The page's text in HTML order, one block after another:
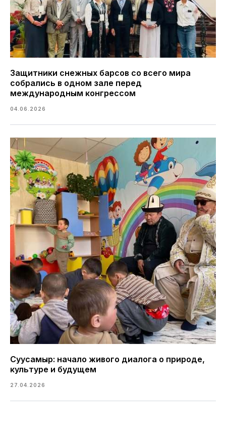
Защитники снежных барсов со всего мира
собрались в одном зале перед
международным конгрессом
04.06.2026
Суусамыр: начало живого диалога о природе,
культуре и будущем
27.04.2026